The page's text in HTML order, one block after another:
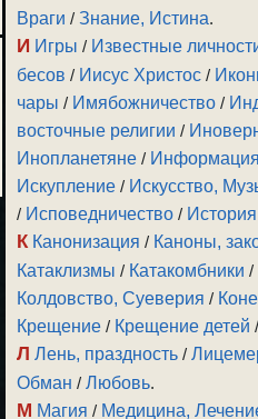
Враги /Знание, Истина.
И Игры / Известные
бесов / Иисус Христос /
чары / Имябожничество /
восточные религии /
Инопланетяне /
Искупление / Искусство,
/ Исповедничество / История
К Канонизация / Каноны,
Катаклизмы / Катакомбники /
Колдовство, Суеверия /
Крещение / Крещение детей /
Л Лень, праздность /
Обман /Любовь.
М Магия / Медицина,